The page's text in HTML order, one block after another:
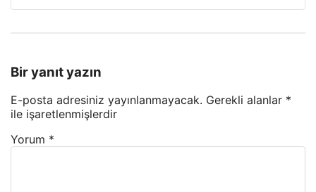
Bir yanıt yazın
E-posta adresiniz yayınlanmayacak. Gerekli alanlar *
ile işaretlenmişlerdir
Yorum *